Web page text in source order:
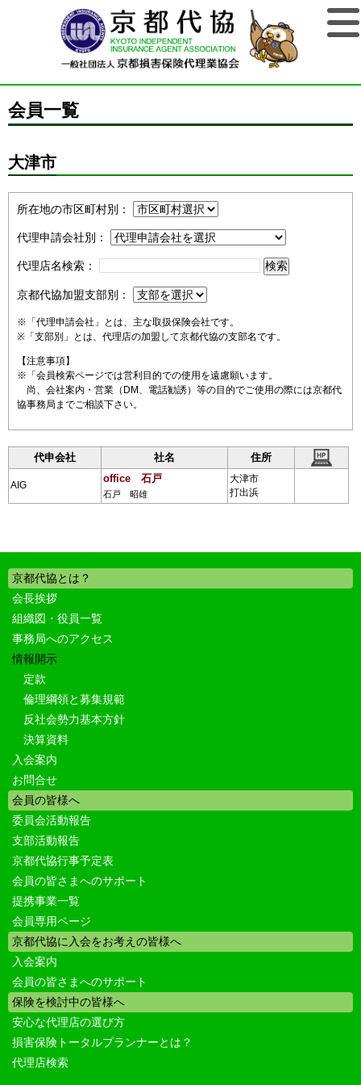
会員一覧
大津市
所在地の市区町村別：
代理申請会社別：
代理店名検索：
京都代協加盟支部別：
※「代理申請会社」とは、主な取扱保険会社です。
※「支部別」とは、代理店の加盟して京都代協の支部名です。
【注意事項】
※「会員検索ページでは営利目的での使用を遠慮願います。
尚、会社案内・営業（DM、電話勧誘）等の目的でご使用の際には京都代
協事務局までご相談下さい。
代申会社 社名 住所
AIG
office 石戸
石戸 昭雄
大津市
打出浜
京都代協とは？
会長挨拶
組織図・役員一覧
事務局へのアクセス
情報開示
定款
倫理綱領と募集規範
反社会勢力基本方針
決算資料
入会案内
お問合せ
会員の皆様へ
委員会活動報告
支部活動報告
京都代協行事予定表
会員の皆さまへのサポート
提携事業一覧
会員専用ページ
京都代協に入会をお考えの皆様へ
入会案内
会員の皆さまへのサポート
保険を検討中の皆様へ
安心な代理店の選び方
損害保険トータルプランナーとは？
代理店検索